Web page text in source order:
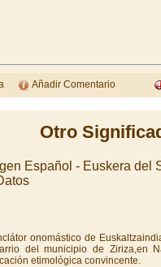
Añadir Comentario
Otro
Español - Euskera del
onomástico de
del municipio de Ziriza,en
etimológica convincente.